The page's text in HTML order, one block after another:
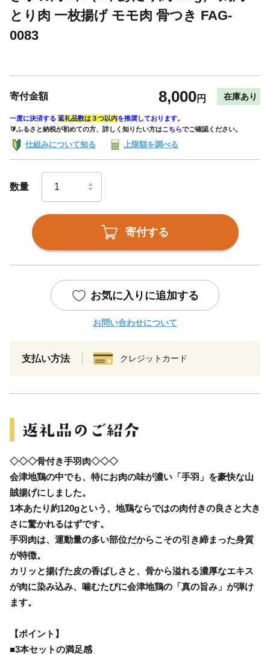
とり肉 一枚揚げ モモ肉 骨つき FAG-
0083
寄付金額 8,000円 在庫あり
一度に決済する 返礼品数は３つ以内を推奨しております。
🔰ふるさと納税が初めての方、詳しく知りたい方はこちらでご確認ください。
仕組みについて知る 上限額を調べる
数量
寄付する
お気に入りに追加する
お問い合わせについて
支払い方法 クレジットカード
◇◇◇骨付き手羽肉◇◇◇
会津地鶏の中でも、特にお肉の味が濃い「手羽」を豪快な山
賊揚げにしました。
1本あたり約120gという、地鶏ならではの肉付きの良さと大き
さに驚かれるはずです。
手羽肉は、運動量の多い部位だからこその引き締まった身質
が特徴。
カリッと揚げた皮の香ばしさと、骨から溢れる濃厚なエキス
が肉に染み込み、噛むたびに会津地鶏の「真の旨み」が弾け
ます。
【ポイント】
■3本セットの満足感